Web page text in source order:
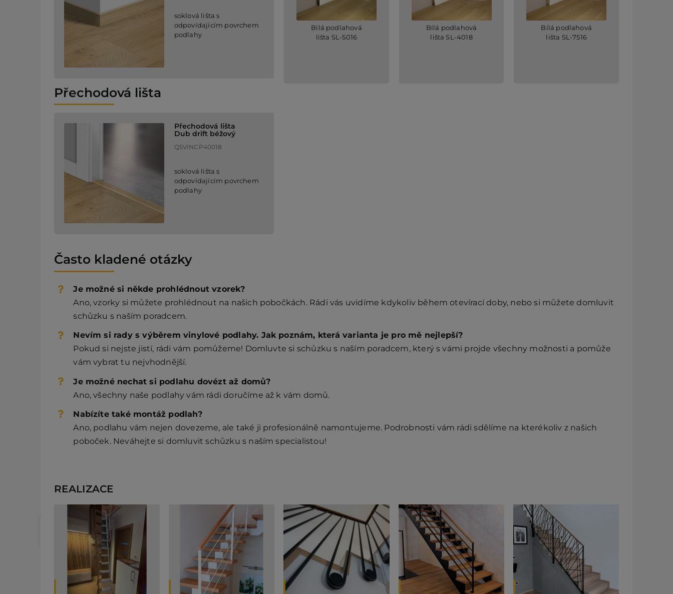
soklová lišta s
odpovídajícím povrchem
podlahy
Bílá podlahová
lišta SL-5016
Bílá podlahová
lišta SL-4018
Bílá podlahová
lišta SL-7516
Přechodová lišta
Přechodová lišta
Dub drift béžový
QSVINCP40018
soklová lišta s
odpovídajícím povrchem
podlahy
Často kladené otázky
Je možné si někde prohlédnout vzorek?
Ano, vzorky si můžete prohlédnout na našich pobočkách. Rádi vás uvidíme kdykoliv během otevírací doby, nebo si můžete domluvit
schůzku s naším poradcem.
Nevím si rady s výběrem vinylové podlahy. Jak poznám, která varianta je pro mě nejlepší?
Pokud si nejste jistí, rádi vám pomůžeme! Domluvte si schůzku s naším poradcem, který s vámi projde všechny možnosti a pomůže
vám vybrat tu nejvhodnější.
Je možné nechat si podlahu dovézt až domů?
Ano, všechny naše podlahy vám rádi doručíme až k vám domů.
Nabízíte také montáž podlah?
Ano, podlahu vám nejen dovezeme, ale také ji profesionálně namontujeme. Podrobnosti vám rádi sdělíme na kterékoliv z našich
poboček. Neváhejte si domluvit schůzku s naším specialistou!
REALIZACE